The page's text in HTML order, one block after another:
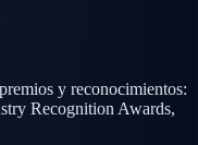
y reconocimientos:
Recognition Awards,